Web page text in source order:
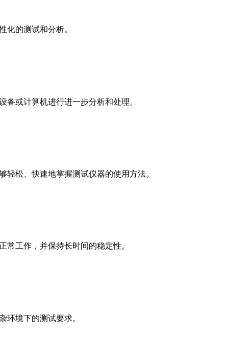
化的测试和分析。
或计算机进行进一步分析和处理。
松、快速地掌握测试仪器的使用方法。
工作，并保持长时间的稳定性。
环境下的测试要求。